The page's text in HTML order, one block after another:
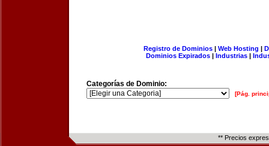
Registro de Dominios| Web Hosting |
Dominios Expirados | Industrias |
Categorías de Dominio:
[Pág.
** Precios